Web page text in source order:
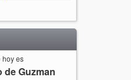
hoy es
de Guzman